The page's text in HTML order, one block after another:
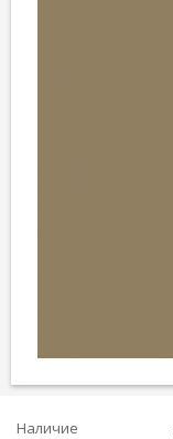
Наличие